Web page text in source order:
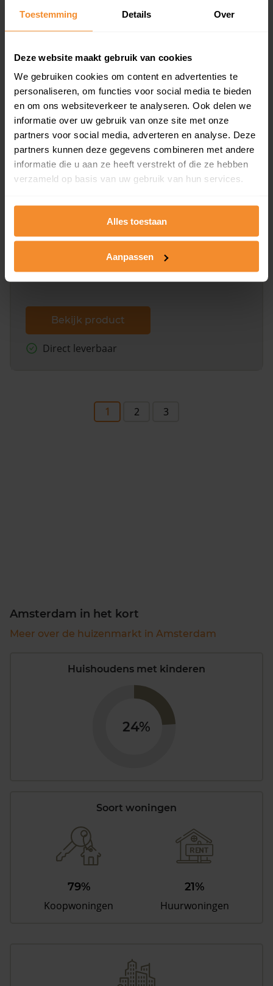
Toestemming Details Over
Deze website maakt gebruik van cookies
We gebruiken cookies om content en advertenties te
personaliseren, om functies voor social media te bieden
en om ons websiteverkeer te analyseren. Ook delen we
informatie over uw gebruik van onze site met onze
partners voor social media, adverteren en analyse. Deze
partners kunnen deze gegevens combineren met andere
informatie die u aan ze heeft verstrekt of die ze hebben
verzameld op basis van uw gebruik van hun services.
Alles toestaan
Aanpassen
Een overzicht van alle verkochte woningen (koopsom
Bekijk product
Direct leverbaar
Een uitgebreid overzicht van het perceel en
dit inclusief de luchtfoto!
Bekijk product
Direct leverbaar
1 2 3
Amsterdam in het kort
Meer over de huizenmarkt in Amsterdam
Huishoudens met kinderen
24%
Soort woningen
79%
Koopwoningen
21%
Huurwoningen